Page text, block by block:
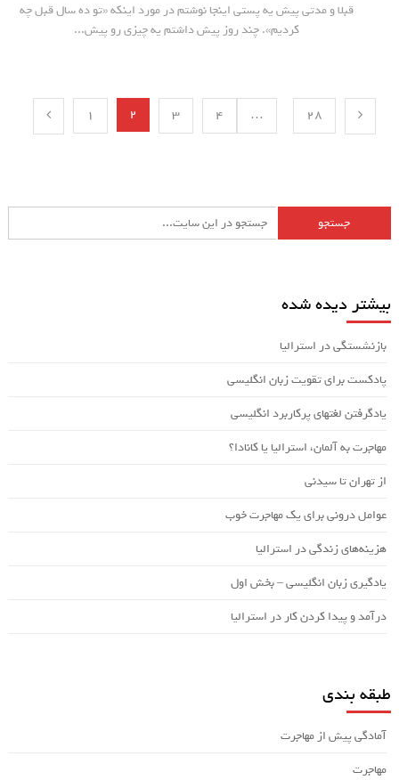
قبلا و مدتی پیش یه پستی اینجا نوشتم در مورد اینکه «تو ده سال قبل چه
کردیم». چند روز پیش داشتم یه چیزی رو پیش...
صفحه‌بندی
نوشته‌ها
1 2 3 4 … 28
بیشتر دیده شده
بازنشستگی در استرالیا
پادکست برای تقویت زبان انگلیسی
یادگرفتن لغتهای پرکاربرد انگلیسی
مهاجرت به آلمان، استرالیا یا کانادا؟
از تهران تا سیدنی
عوامل درونی برای یک مهاجرت خوب
هزینه‌های زندگی در استرالیا
یادگیری زبان انگلیسی – بخش اول
درآمد و پیدا کردن کار در استرالیا
طبقه بندی
آمادگی پیش از مهاجرت
مهاجرت